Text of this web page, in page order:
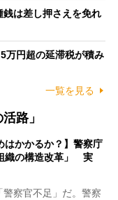
は差し押さえを免れ
万円超の延滞税が積み
一覧を見る
路」
はかかるか？】警察庁
織の構造改革」 実
察官不足」だ。警察